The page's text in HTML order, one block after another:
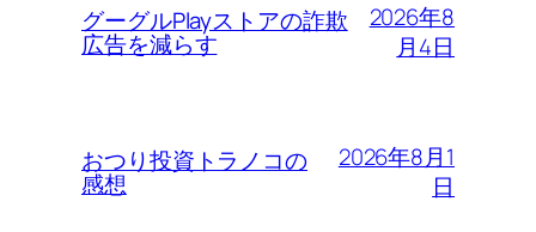
グーグルPlayストアの詐欺
広告を減らす
2026年8
月4日
おつり投資トラノコの
感想
2026年8月1
日